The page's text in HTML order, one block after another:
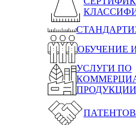
ОБУЧЕНИЕ
УСЛУГИ ПО